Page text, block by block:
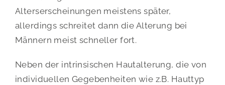
Alterserscheinungen meistens später,
allerdings schreitet dann die Alterung bei
Männern meist schneller fort.
Neben der intrinsischen Hautalterung, die von
individuellen Gegebenheiten wie z.B. Hauttyp